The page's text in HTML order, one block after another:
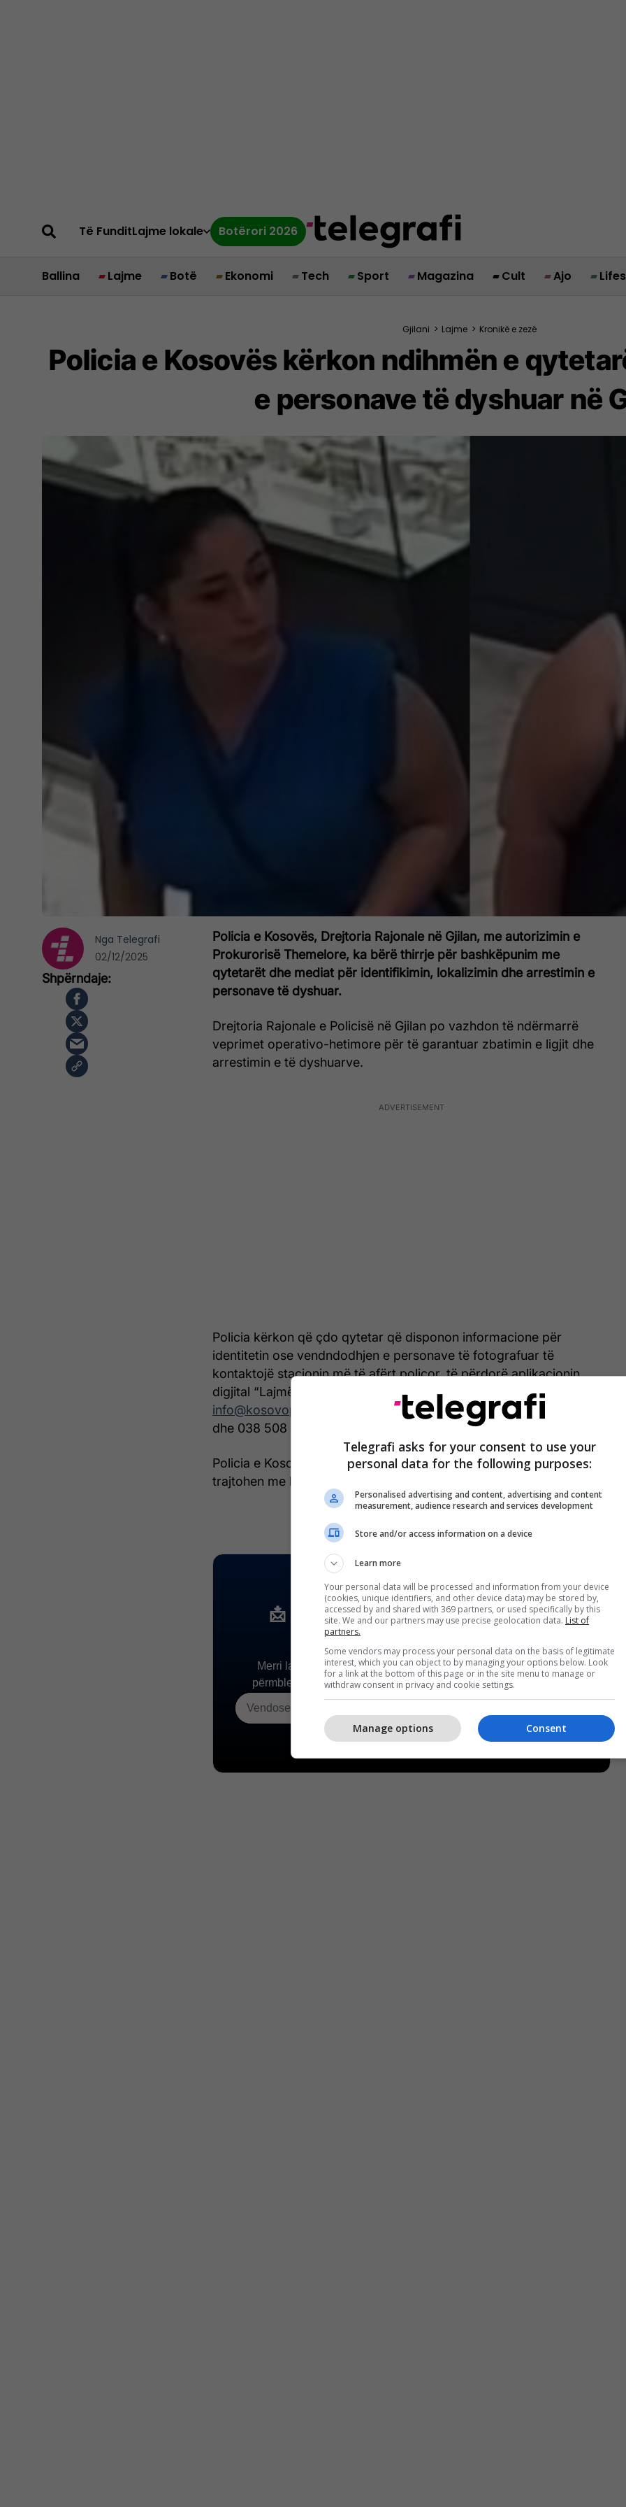
Të FunditLajme lokale Botërori 2026
Ballina Lajme Botë Ekonomi Tech Sport Magazina Cult Ajo
Gjilani > Lajme > Kronikë e zezë
Policia e Kosovës kërkon ndihmën e
e personave të dyshuar në
Policia e Kosovës, Drejtoria Rajonale në Gjilan, me autorizimin e
Prokurorisë Themelore, ka bërë thirrje për bashkëpunim me
qytetarët dhe mediat për identifikimin, lokalizimin dhe arrestimin e
personave të dyshuar.
Drejtoria Rajonale e Policisë në Gjilan po vazhdon të ndërmarrë
veprimet operativo-hetimore për të garantuar zbatimin e ligjit dhe
arrestimin e të dyshuarve.
Policia kërkon që çdo qytetar që disponon informacione për
identitetin ose vendndodhjen e personave të fotografuar të
kontaktojë stacionin më të afërt policor, të përdorë aplikacionin
digjital “Lajmëro Policinë”, të dërgojë email në
info@kosovopolice.com
, ose të telefonojë numrat kujdestarë: 192
dhe 038 508 07001.
Policia e Kosovës garanton që të gjitha të dhënat e ofruara do të
trajtohen me konfidencialitet të plotë. /
Nga Telegrafi
02/12/2025
Telegrafi asks for your consent to use your
personal data for the following purposes:
Personalised advertising and content, advertising and content
measurement, audience research and services development
Store and/or access information on a device
Learn more
Your personal data will be processed and information from your device
(cookies, unique identifiers, and other device data) may be stored by,
accessed by and shared with 369 partners, or used specifically by this
site. We and our partners may use precise geolocation data. List of
partners.
Some vendors may process your personal data on the basis of legitimate
interest, which you can object to by managing your options below. Look
for a link at the bottom of this page or in the site menu to manage or
withdraw consent in privacy and cookie settings.
Consent
Manage options